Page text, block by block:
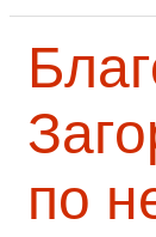
по